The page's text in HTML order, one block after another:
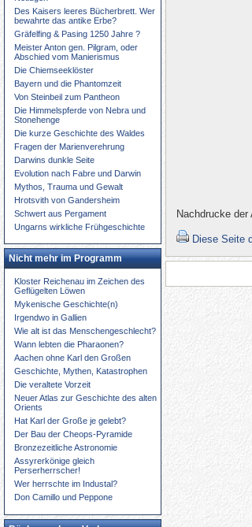
Nachdrucke der
Diese Seite
Des Kaisers leeres Bücherbrett. Wer
bewahrte das antike Erbe?
Gräfelfing & Pasing 1250 Jahre ?
Meister Anton gen. Pilgram, oder
Abschied vom Manierismus
Die Chiemseeklöster
Bayern und die Phantomzeit
Von Steinbeil zum Pantheon
Die Himmelspferde von Nebra und
Stonehenge
Die kurze Geschichte des Waldes
Fragen der Marienverehrung
Darwins dunkle Seite
Evolution nach Fabre und Darwin
Mythos, Trauma und Gewalt
Hrotsvith von Gandersheim
Schwert aus Pergament
Ungarns wirkliche Frühgeschichte
Nicht mehr im Programm
Kloster Reichenau im Zeichen des
Geflügelten Löwen
Mykenische Geschichte(n)
Irgendwo in Gallien
Wie alt ist das Menschengeschlecht?
Wann lebten die Pharaonen?
Aachen ohne Karl den Großen
Geschichte, Mythen, Katastrophen
Die veraltete Vorzeit
Neuer Atlas zur Geschichte des alten
Orients
Hat Karl der Große je gelebt?
Der Bau der Cheops-Pyramide
Bronzezeitliche Astronomie
Assyrerkönige gleich
Perserherrscher!
Wer herrschte im Industal?
Don Camillo und Peppone